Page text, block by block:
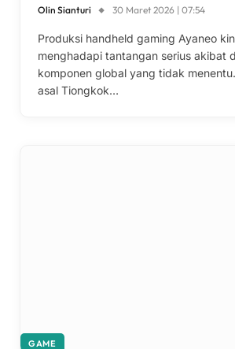
Olin Sianturi 30 Maret 2026 | 07:54
Produksi handheld gaming Ayaneo
menghadapi tantangan serius akibat
komponen global yang tidak
asal Tiongkok…
GAME